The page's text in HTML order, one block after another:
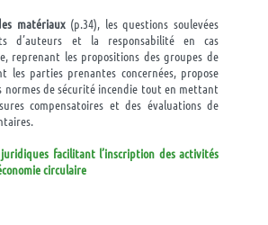
matériaux (p.34), les questions soulevées
d’auteurs et la responsabilité en cas
reprenant les propositions des groupes de
les parties prenantes concernées, propose
normes de sécurité incendie tout en mettant
compensatoires et des évaluations de
facilitant l’inscription des activités
circulaire